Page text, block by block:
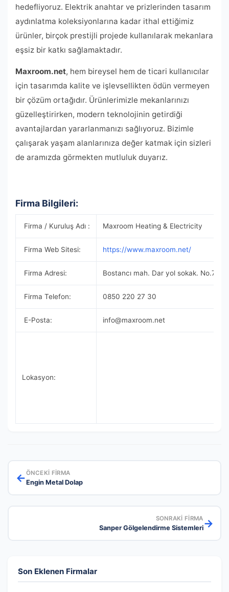
hedefliyoruz. Elektrik anahtar ve prizlerinden tasarım
aydınlatma koleksiyonlarına kadar ithal ettiğimiz
ürünler, birçok prestijli projede kullanılarak mekanlara
eşsiz bir katkı sağlamaktadır.
Maxroom.net, hem bireysel hem de ticari kullanıcılar
için tasarımda kalite ve işlevsellikten ödün vermeyen
bir çözüm ortağıdır. Ürünlerimizle mekanlarınızı
güzelleştirirken, modern teknolojinin getirdiği
avantajlardan yararlanmanızı sağlıyoruz. Bizimle
çalışarak yaşam alanlarınıza değer katmak için sizleri
de aramızda görmekten mutluluk duyarız.
Firma Bilgileri:
Firma / Kuruluş Adı : Maxroom Heating & Electricity
Firma Web Sitesi: https://www.maxroom.net/
Firma Adresi: Bostancı mah. Dar yol sokak. No.7
Firma Telefon: 0850 220 27 30
E-Posta: info@maxroom.net
Lokasyon:
←ÖNCEKI FIRMA
Engin Metal Dolap
SONRAKI FIRMA
Sanper Gölgelendirme Sistemleri→
Son Eklenen Firmalar